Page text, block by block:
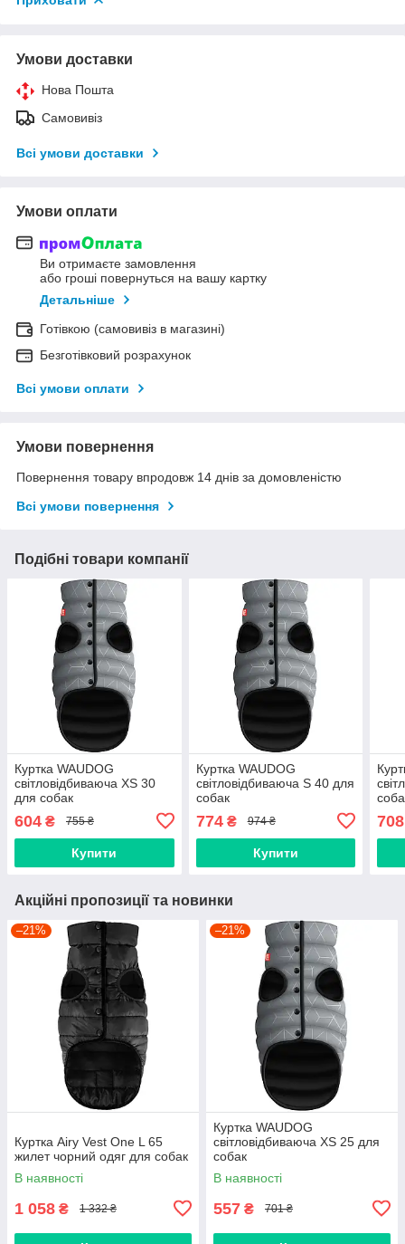
Умови доставки
Нова Пошта
Самовивіз
Всі умови доставки
Умови оплати
Ви отримаєте замовлення
або гроші повернуться на вашу картку
Детальніше
Готівкою (самовивіз в магазині)
Безготівковий розрахунок
Всі умови оплати
Умови повернення
Повернення товару впродовж 14 днів за домовленістю
Всі умови повернення
Подібні товари компанії
Куртка WAUDOG
світловідбиваюча XS 30
для собак
604 ₴ 755 ₴
Купити
Куртка WAUDOG
світловідбиваюча S 40 для
собак
774₴ 974 ₴
Купити
708
Акційні пропозиції та новинки
–21%
Куртка Airy Vest One L 65
жилет чорний одяг для собак
В наявності
1 058 ₴ 1 332 ₴
–21%
Куртка WAUDOG
світловідбиваюча XS 25 для
собак
В наявності
557 ₴ 701 ₴